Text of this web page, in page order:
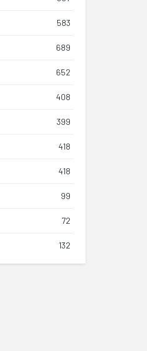
583
689
652
408
399
418
418
99
72
132